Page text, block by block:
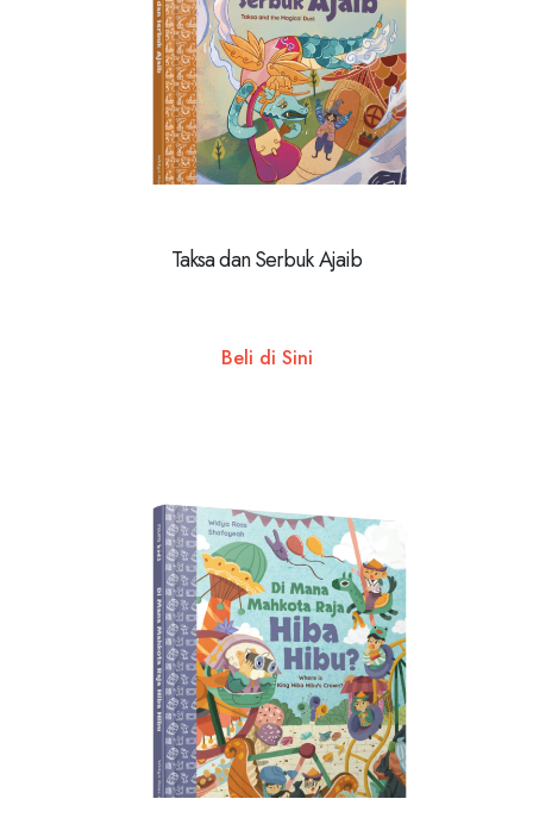
Taksa dan Serbuk Ajaib
Beli di Sini